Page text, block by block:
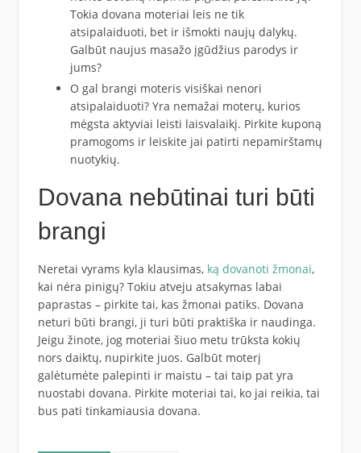
Tokia dovana moteriai leis ne tik
atsipalaiduoti, bet ir išmokti naujų dalykų.
Galbūt naujus masažo įgūdžius parodys ir
jums?
O gal brangi moteris visiškai nenori
atsipalaiduoti? Yra nemažai moterų, kurios
mėgsta aktyviai leisti laisvalaikį. Pirkite kuponą
pramogoms ir leiskite jai patirti nepamirštamų
nuotykių.
Dovana nebūtinai turi būti
brangi
Neretai vyrams kyla klausimas, ką dovanoti žmonai,
kai nėra pinigų? Tokiu atveju atsakymas labai
paprastas – pirkite tai, kas žmonai patiks. Dovana
neturi būti brangi, ji turi būti praktiška ir naudinga.
Jeigu žinote, jog moteriai šiuo metu trūksta kokių
nors daiktų, nupirkite juos. Galbūt moterį
galėtumėte palepinti ir maistu – tai taip pat yra
nuostabi dovana. Pirkite moteriai tai, ko jai reikia, tai
bus pati tinkamiausia dovana.